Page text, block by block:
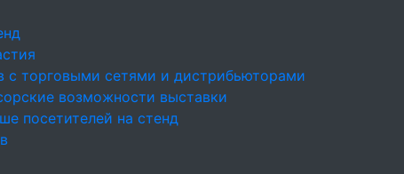
с торговыми сетями и дистрибьюторами
возможности выставки
посетителей на стенд